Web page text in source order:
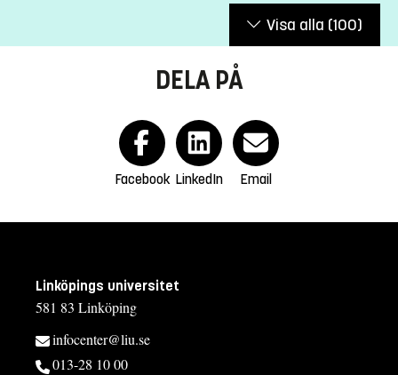
Visa alla (100)
DELA PÅ
Facebook LinkedIn Email
Linköpings universitet
581 83 Linköping
infocenter@liu.se
013-28 10 00